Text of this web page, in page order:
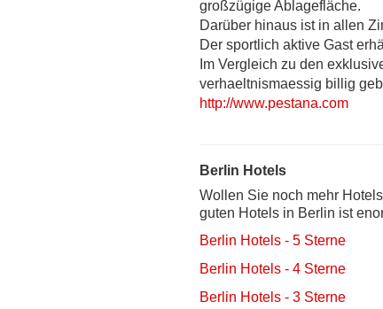
großzügige Ablagefläche.
Darüber hinaus ist in allen
Der sportlich aktive Gast
Im Vergleich zu den
verhaeltnismaessig billig
http://www.pestana.com
Berlin Hotels
Wollen Sie noch mehr
guten Hotels in Berlin ist
Berlin Hotels - 5 Sterne
Berlin Hotels - 4 Sterne
Berlin Hotels - 3 Sterne